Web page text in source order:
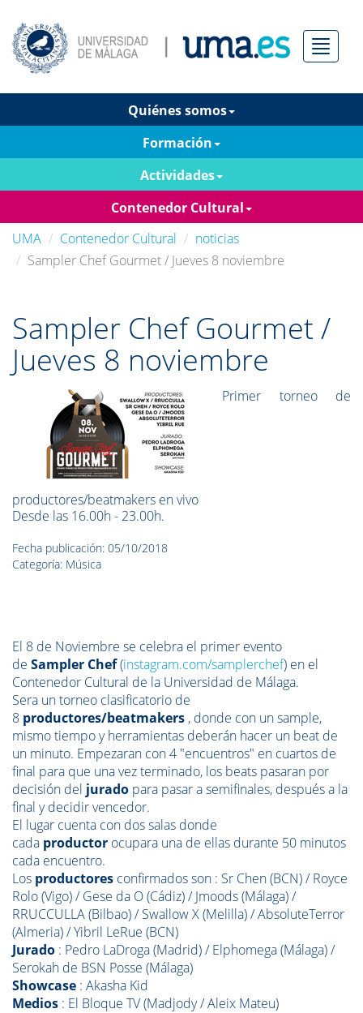
Menú
Quiénes somos
Formación
Actividades
Contenedor Cultural
UMA
Contenedor Cultural
noticias
Sampler Chef Gourmet / Jueves 8 noviembre
Sampler Chef Gourmet /
Jueves 8 noviembre
Primer torneo de
productores/beatmakers en vivo
Desde las 16.00h - 23.00h.
Fecha publicación: 05/10/2018
Categoría: Música
El 8 de Noviembre se celebra el primer evento
de Sampler Chef(instagram.com/samplerchef) en el
Contenedor Cultural de la Universidad de Málaga.
Sera un torneo clasificatorio de
8 productores/beatmakers , donde con un sample,
mismo tiempo y herramientas deberán hacer un beat de
un minuto. Empezaran con 4 "encuentros" en cuartos de
final para que una vez terminado, los beats pasaran por
decisión del jurado para pasar a semifinales, después a la
final y decidir vencedor.
El lugar cuenta con dos salas donde
cada productor ocupara una de ellas durante 50 minutos
cada encuentro.
Los productores confirmados son : Sr Chen (BCN) / Royce
Rolo (Vigo) / Gese da O (Cádiz) / Jmoods (Málaga) /
RRUCCULLA (Bilbao) / Swallow X (Melilla) / AbsoluteTerror
(Almeria) / Yibril LeRue (BCN)
Jurado : Pedro LaDroga (Madrid) / Elphomega (Málaga) /
Serokah de BSN Posse (Málaga)
Showcase : Akasha Kid
Medios : El Bloque TV (Madjody / Aleix Mateu)